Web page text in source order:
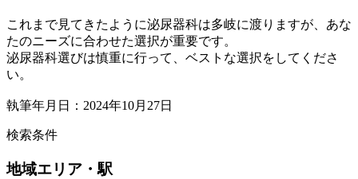
これまで見てきたように泌尿器科は多岐に渡りますが、あな
たのニーズに合わせた選択が重要です。
泌尿器科選びは慎重に行って、ベストな選択をしてくださ
い。
執筆年月日：2024年10月27日
検索条件
地域エリア・駅